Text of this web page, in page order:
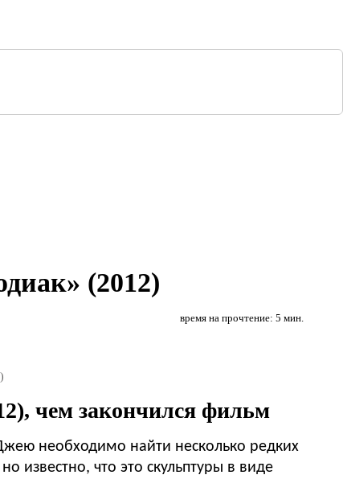
(2012)
время на прочтение: 5 мин.
чем закончился фильм
необходимо найти несколько редких
известно, что это скульптуры в виде